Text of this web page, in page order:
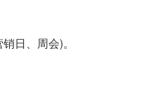
日、周会)。